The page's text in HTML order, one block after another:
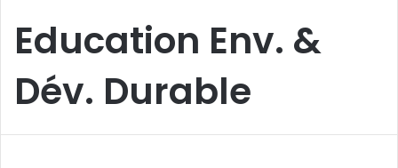
Education Env. &
Dév. Durable